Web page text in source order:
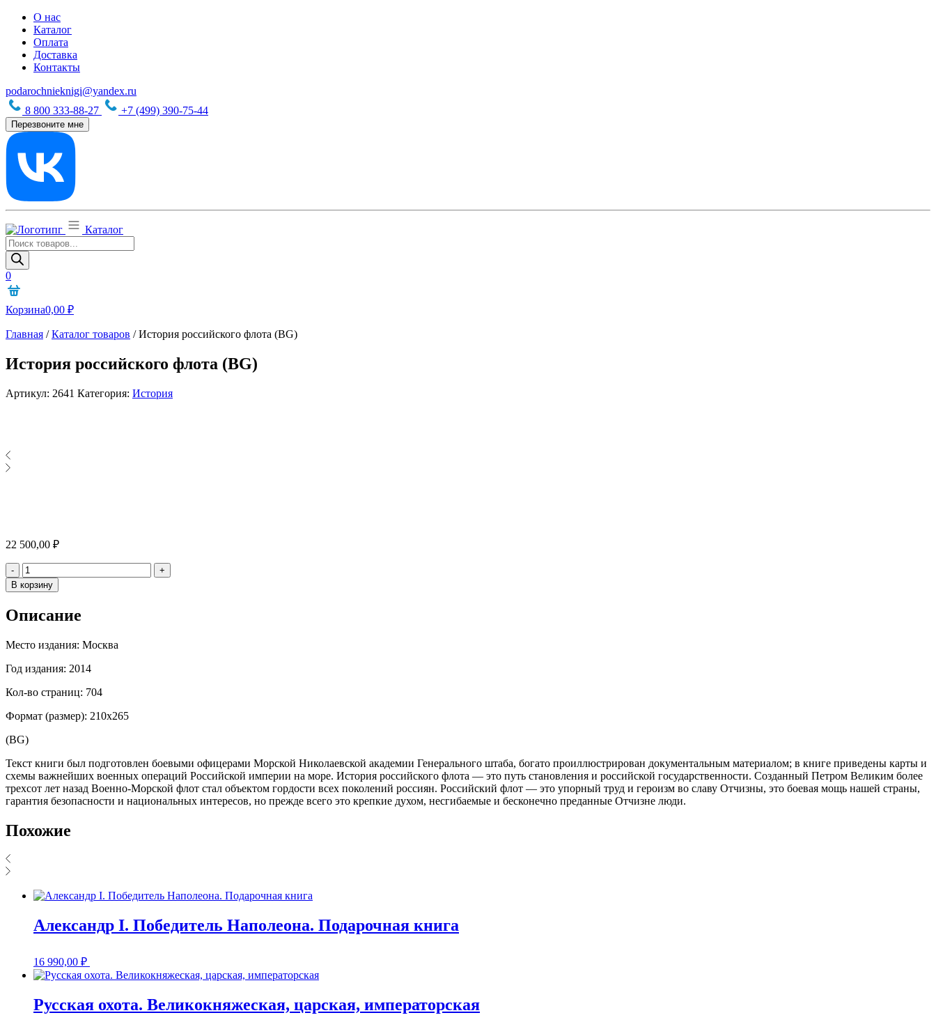
О нас
Каталог
Оплата
Доставка
Контакты
podarochnieknigi@yandex.ru
8 800 333-88-27
+7 (499) 390-75-44
Перезвоните мне
Каталог
Поиск
товаров
0
Корзина0,00 ₽
Главная /Каталог товаров /История российского флота (BG)
История российского флота (BG)
Артикул: 2641 Категория: История
22 500,00 ₽
- Количество
+
В корзину
Описание
Место издания: Москва
Год издания: 2014
Кол-во страниц: 704
Формат (размер): 210х265
(BG)
Текст книги был подготовлен боевыми офицерами Морской Николаевской академии Генерального штаба, богато проиллюстрирован документальным материалом; в книге приведены карты и
схемы важнейших военных операций Российской империи на море. История российского флота — это путь становления и российской государственности. Созданный Петром Великим более
трехсот лет назад Военно-Морской флот стал объектом гордости всех поколений россиян. Российский флот — это упорный труд и героизм во славу Отчизны, это боевая мощь нашей страны,
гарантия безопасности и национальных интересов, но прежде всего это крепкие духом, несгибаемые и бесконечно преданные Отчизне люди.
Похожие
Александр I. Победитель Наполеона. Подарочная книга
16 990,00 ₽
Русская охота. Великокняжеская, царская, императорская